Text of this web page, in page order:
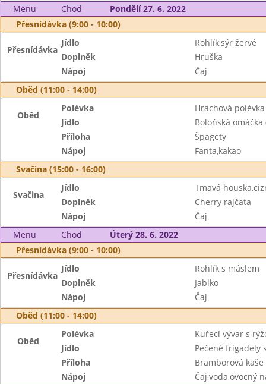
Menu Chod
Pondělí 27. 6. 2022
Přesnídávka (9:00 - 10:00)
Přesnídávka
Jídlo
Rohlík,sýr žervé
Doplněk
Hruška
Nápoj
Čaj
Oběd (11:00 - 14:00)
Oběd
Polévka
Hrachová
Jídlo
Boloňská
Příloha
Špagety
Nápoj
Fanta,kakao
Svačina (15:00 - 16:00)
Svačina
Jídlo
Tmavá
Doplněk
Cherry rajčata
Nápoj
Čaj
Menu
Chod
Úterý 28. 6. 2022
Přesnídávka (9:00 - 10:00)
Přesnídávka
Jídlo
Rohlík s máslem
Doplněk
Jablko
Nápoj
Čaj
Oběd (11:00 - 14:00)
Oběd
Polévka
Kuřecí vývar s
Jídlo
Pečené frigadely
Příloha
Bramborová kaše
Nápoj
Čaj,voda,ovocný